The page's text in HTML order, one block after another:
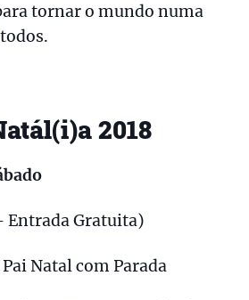
tornar o mundo numa
2018
Entrada Gratuita)
Natal com Parada